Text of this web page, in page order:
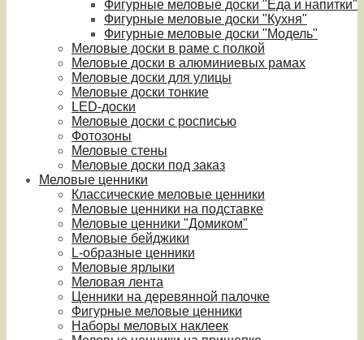
Фигурные меловые доски "Еда и напитки"
Фигурные меловые доски "Кухня"
Фигурные меловые доски "Модель"
Меловые доски в раме с полкой
Меловые доски в алюминиевых рамах
Меловые доски для улицы
Меловые доски тонкие
LED-доски
Меловые доски с росписью
Фотозоны
Меловые стены
Меловые доски под заказ
Меловые ценники
Классические меловые ценники
Меловые ценники на подставке
Меловые ценники "Домиком"
Меловые бейджики
L-образные ценники
Меловые ярлыки
Меловая лента
Ценники на деревянной палочке
Фигурные меловые ценники
Наборы меловых наклеек